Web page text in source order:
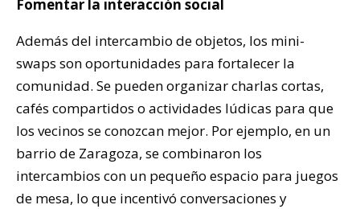
Fomentar la interacción social
Además del intercambio de objetos, los mini-
swaps son oportunidades para fortalecer la
comunidad. Se pueden organizar charlas cortas,
cafés compartidos o actividades lúdicas para que
los vecinos se conozcan mejor. Por ejemplo, en un
barrio de Zaragoza, se combinaron los
intercambios con un pequeño espacio para juegos
de mesa, lo que incentivó conversaciones y